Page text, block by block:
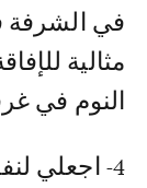
في الشرفة
مثالية
النوم في
4- اجعلي لنفسك عادات صباحية يومية